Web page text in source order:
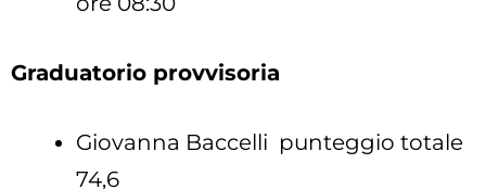
Graduatorio provvisoria
Giovanna Baccelli punteggio totale
74,6